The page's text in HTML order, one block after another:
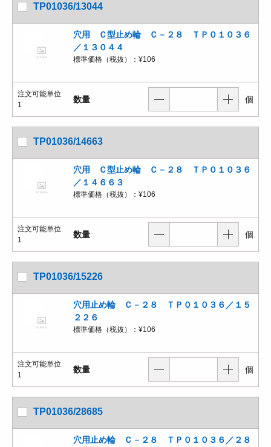
TP01036/13044
穴用 Ｃ型止め輪 Ｃ－２８ ＴＰ０１０３６
／１３０４４
標準価格（税抜）： ¥106
注文可能単位
1
数量 個
TP01036/14663
穴用 Ｃ型止め輪 Ｃ－２８ ＴＰ０１０３６
／１４６６３
標準価格（税抜）： ¥106
注文可能単位
1
数量 個
TP01036/15226
穴用止め輪 Ｃ－２８ ＴＰ０１０３６／１５
２２６
標準価格（税抜）： ¥106
注文可能単位
1
数量 個
TP01036/28685
穴用止め輪 Ｃ－２８ ＴＰ０１０３６／２８